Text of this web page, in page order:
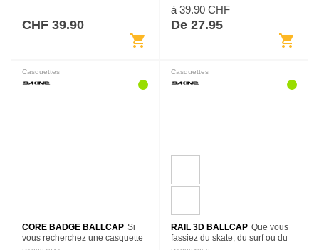
CHF 39.90
shopping_cart
le Classic Paradise Trucker l'a
aux traditionnelles casquettes
Trucker. Une…
à 39.90 CHF
De 27.95
shopping_cart
Casquettes
CORE BADGE BALLCAP Si
vous recherchez une casquette
Casquettes
RAIL 3D BALLCAP Que vous
fassiez du skate, du surf ou du